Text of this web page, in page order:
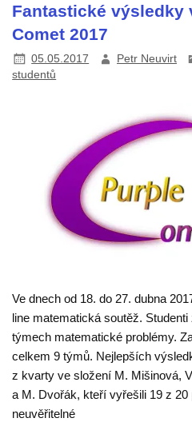
Fantastické výsledky
Comet 2017
05.05.2017 Petr Neuvirt
studentů
Ve dnech od 18. do 27. dubna
line matematická soutěž.
týmech matematické problémy.
celkem 9 týmů. Nejlepších
z kvarty ve složení M. Mišinová,
a M. Dvořák, kteří vyřešili 19 z 20
neuvěřitelné